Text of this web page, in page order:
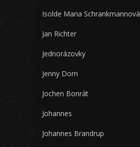
Isolde Maria Schrankmannová
Jan Richter
Jednorázovky
Jenny Dorn
Jochen Bonrát
Johannes
Johannes Brandrup